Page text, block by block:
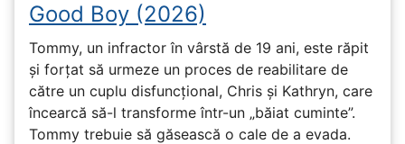
Good Boy (2026)
Tommy, un infractor în vârstă de 19 ani, este răpit
și forțat să urmeze un proces de reabilitare de
către un cuplu disfuncțional, Chris și Kathryn, care
încearcă să-l transforme într-un „băiat cuminte”.
Tommy trebuie să găsească o cale de a evada.